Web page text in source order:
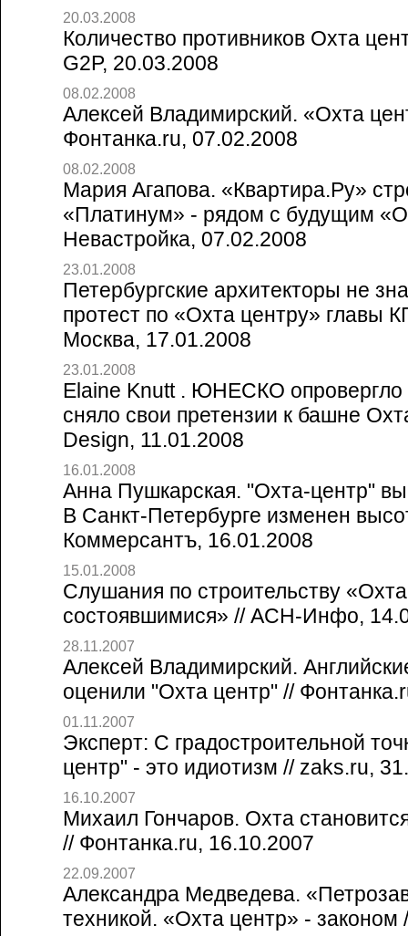
20.03.2008
Количество противников Охта
G2P, 20.03.2008
08.02.2008
Алексей Владимирский. «Охта
Фонтанка.ru, 07.02.2008
08.02.2008
Мария Агапова. «Квартира.Ру»
«Платинум» - рядом с будущим
Невастройка, 07.02.2008
23.01.2008
Петербургские архитекторы не
протест по «Охта центру» главы
Москва, 17.01.2008
23.01.2008
Elaine Knutt . ЮНЕСКО опровергло
сняло свои претензии к башне
Design, 11.01.2008
16.01.2008
Анна Пушкарская. "Охта-центр"
В Санкт-Петербурге изменен
Коммерсантъ, 16.01.2008
15.01.2008
Слушания по строительству
состоявшимися» // АСН-Инфо,
28.11.2007
Алексей Владимирский.
оценили "Охта центр" //
01.11.2007
Эксперт: С градостроительной
центр" - это идиотизм // zaks.ru,
16.10.2007
Михаил Гончаров. Охта
// Фонтанка.ru, 16.10.2007
22.09.2007
Александра Медведева.
техникой. «Охта центр» - законом